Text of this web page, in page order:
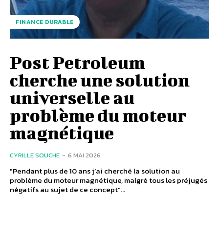
FINANCE DURABLE
Post Petroleum
cherche une solution
universelle au
problème du moteur
magnétique
CYRILLE SOUCHE - 6 MAI 2026
"Pendant plus de 10 ans j’ai cherché la solution au
problème du moteur magnétique, malgré tous les préjugés
négatifs au sujet de ce concept"...